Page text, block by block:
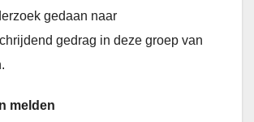
gedaan naar
gedrag in deze groep van
melden